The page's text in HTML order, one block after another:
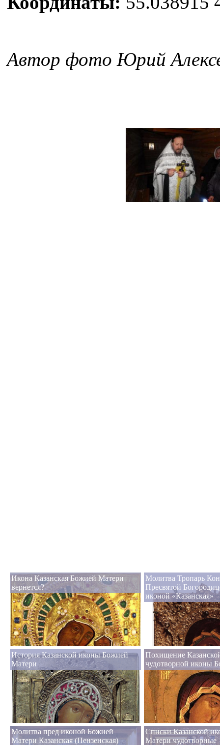
Автор фото Юрий
Икона Казанская Божией Матери
вернется?
Молитва Тропарь
Пресвятой
иконой «Казанская»
История Казанской иконы Божией
Матери
Похищение
чудотворной иконы
Молитва пред иконой Божией
Матери Казанская (Пензенская)
Списки Казанской
Матери чудотворные